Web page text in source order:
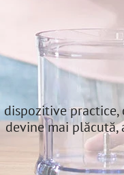
dispozitive
devine mai